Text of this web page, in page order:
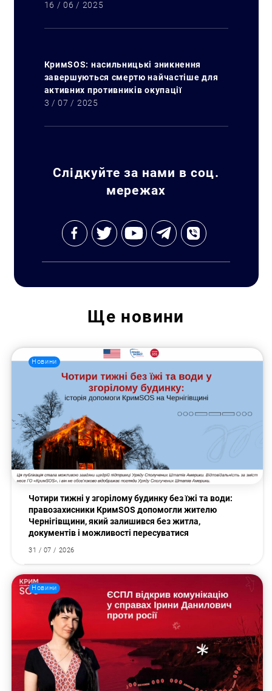
Пошук за запитом:
16 / 06 / 2025
КримSOS: насильницькі зникнення
завершуються смертю найчастіше для
активних противників окупації
3 / 07 / 2025
Слідкуйте за нами в соц.
мережах
Ще новини
Новини
Чотири тижні у згорілому будинку без їжі та води:
правозахисники КримSOS допомогли жителю
Чернігівщини, який залишився без житла,
документів і можливості пересуватися
31 / 07 / 2026
Новини